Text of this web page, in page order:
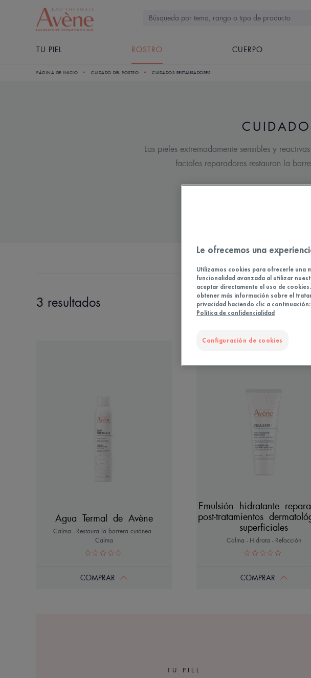
TU PIEL ROSTRO CUERPO
PÁGINA DE INICIO CUIDADO DEL ROSTRO CUIDADOS RESTAURADORES
Las pieles extremadamente sensibles y
faciales reparadores restauran la
3 resultados
Agua Termal de Avène
Calma - Restaura la barrera cutánea -
Calma
COMPRAR
Emulsión hidratante
post-tratamientos
superficiales
Calma - Hidrata - Refacción
COMPRAR
TU PIEL
Le ofrecemos una
Utilizamos cookies para ofrecerle una
funcionalidad avanzada al utilizar
aceptar directamente el uso de
obtener más información sobre el
privacidad haciendo clic a continuación:
Política de confidencialidad
Configuración de cookies